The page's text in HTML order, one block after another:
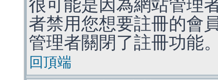
很可能是因為網站管理
者禁用您想要註冊的會
管理者關閉了註冊功能
回頂端